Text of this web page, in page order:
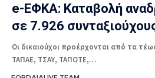
e-ΕΦΚΑ: Καταβολή
σε 7.926
Οι δικαιούχοι προέρχονται από τα
ΤΑΠΑΕ, ΤΣΑΥ, ΤΑΠΟΤΕ,…